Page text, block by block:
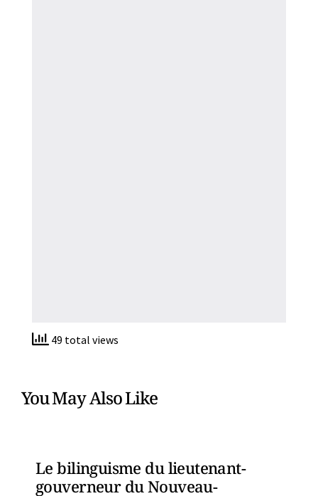
49 total views
You May Also Like
Le bilinguisme du lieutenant-
gouverneur du Nouveau-